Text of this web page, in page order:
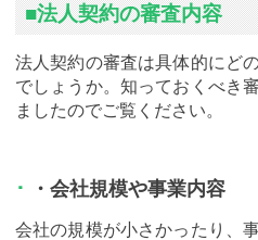
■法人契約の審査内容
法人契約の審査は具体的にど
でしょうか。知っておくべき
ましたのでご覧ください。
・会社規模や事業内容
会社の規模が小さかったり、